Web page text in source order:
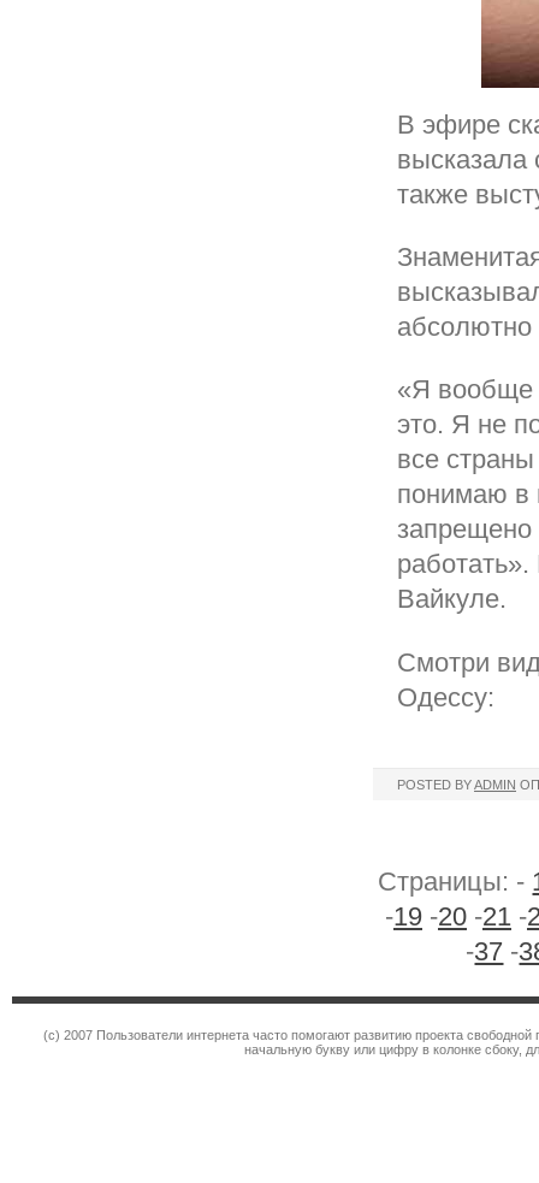
В эфире
высказала
также
«Я вообще
это. Я не
все
понимаю в
запрещено
Вайкуле.
Смотри
Одессу:
POSTED BYADMIN
Страницы: -
-19 -20 -21 -
-37 -
(c) 2007 Пользователи интернета часто помогают развитию проекта
начальную букву или цифру в колонке сбоку,